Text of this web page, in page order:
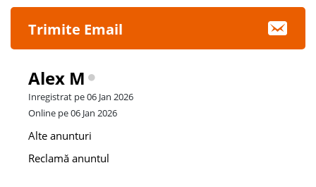
Trimite Email
Alex M
Inregistrat pe 06 Jan 2026
Online pe 06 Jan 2026
Alte anunturi
Reclamă anuntul